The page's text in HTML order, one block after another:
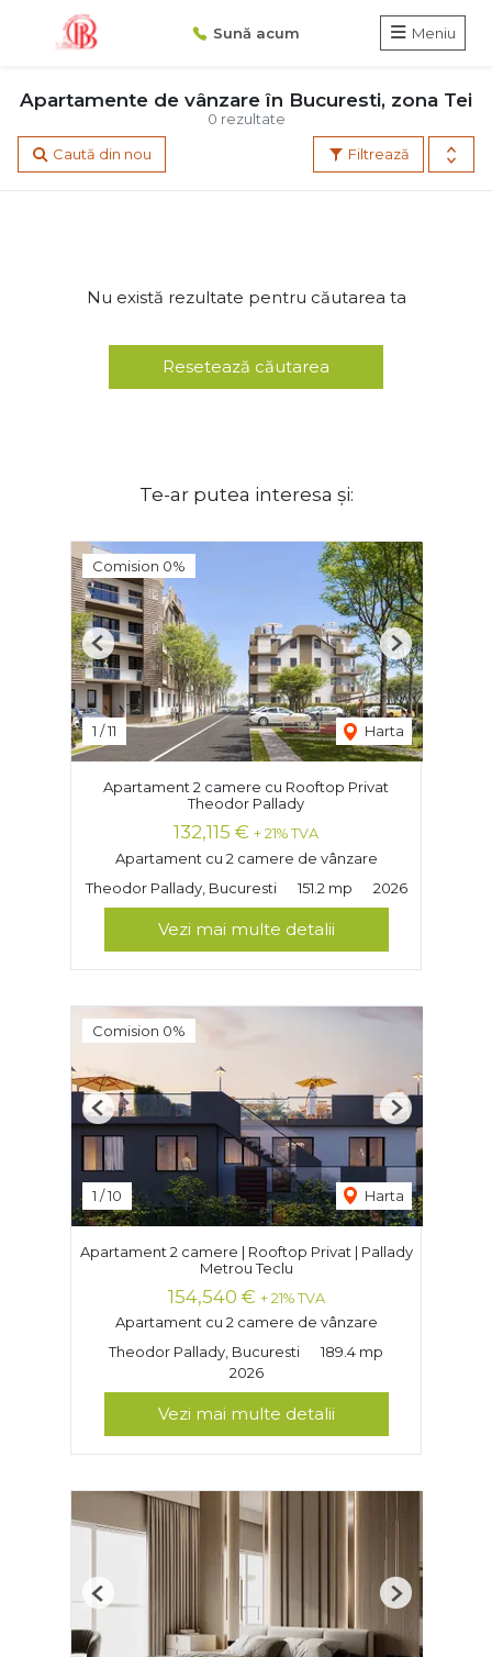
Sună acum Meniu
0 rezultate
Apartamente de vânzare în Bucuresti, zona Tei
Filtrează
Caută din nou
Nu există rezultate pentru căutarea ta
Resetează căutarea
Te-ar putea interesa și:
Comision 0%
1 /11 Harta
Previous Next
Apartament 2 camere cu Rooftop Privat
Theodor Pallady
132,115 € + 21% TVA
Apartament cu 2 camere de vânzare
Theodor Pallady, Bucuresti
151.2 mp 2026
Vezi mai multe detalii
Comision 0%
1 /10 Harta
Previous Next
Apartament 2 camere | Rooftop Privat | Pallady
Metrou Teclu
154,540 € + 21% TVA
Apartament cu 2 camere de vânzare
Theodor Pallady, Bucuresti
189.4 mp
2026
Vezi mai multe detalii
Previous Next